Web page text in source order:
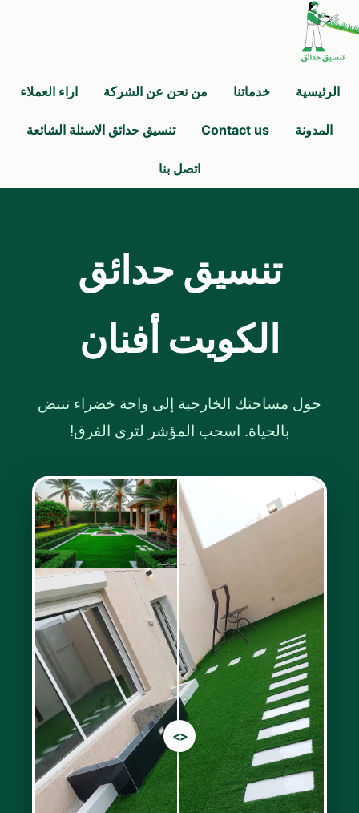
الرئيسية خدماتنا من نحن عن الشركة اراء العملاء
المدونة Contact us تنسيق حدائق الاسئلة الشائعة
اتصل بنا
تنسيق حدائق
الكويت أفنان
حول مساحتك الخارجية إلى واحة خضراء تنبض
بالحياة. اسحب المؤشر لترى الفرق!
<>